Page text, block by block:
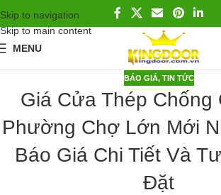
Skip to navigation
Skip to main content
MENU
BÁO GIÁ, TIN TỨC
Giá Cửa Thép Chống
Phường Chợ Lớn Mới
Báo Giá Chi Tiết Và
Đặt